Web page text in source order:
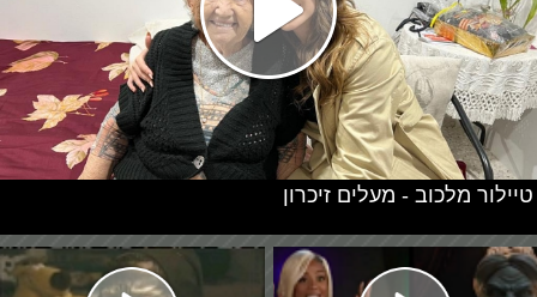
טיילור מלכוב - מעלים זיכרון